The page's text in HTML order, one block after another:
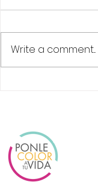
Write a comment...